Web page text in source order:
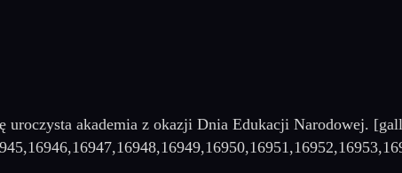
uroczysta akademia z okazji Dnia Edukacji Narodowej.